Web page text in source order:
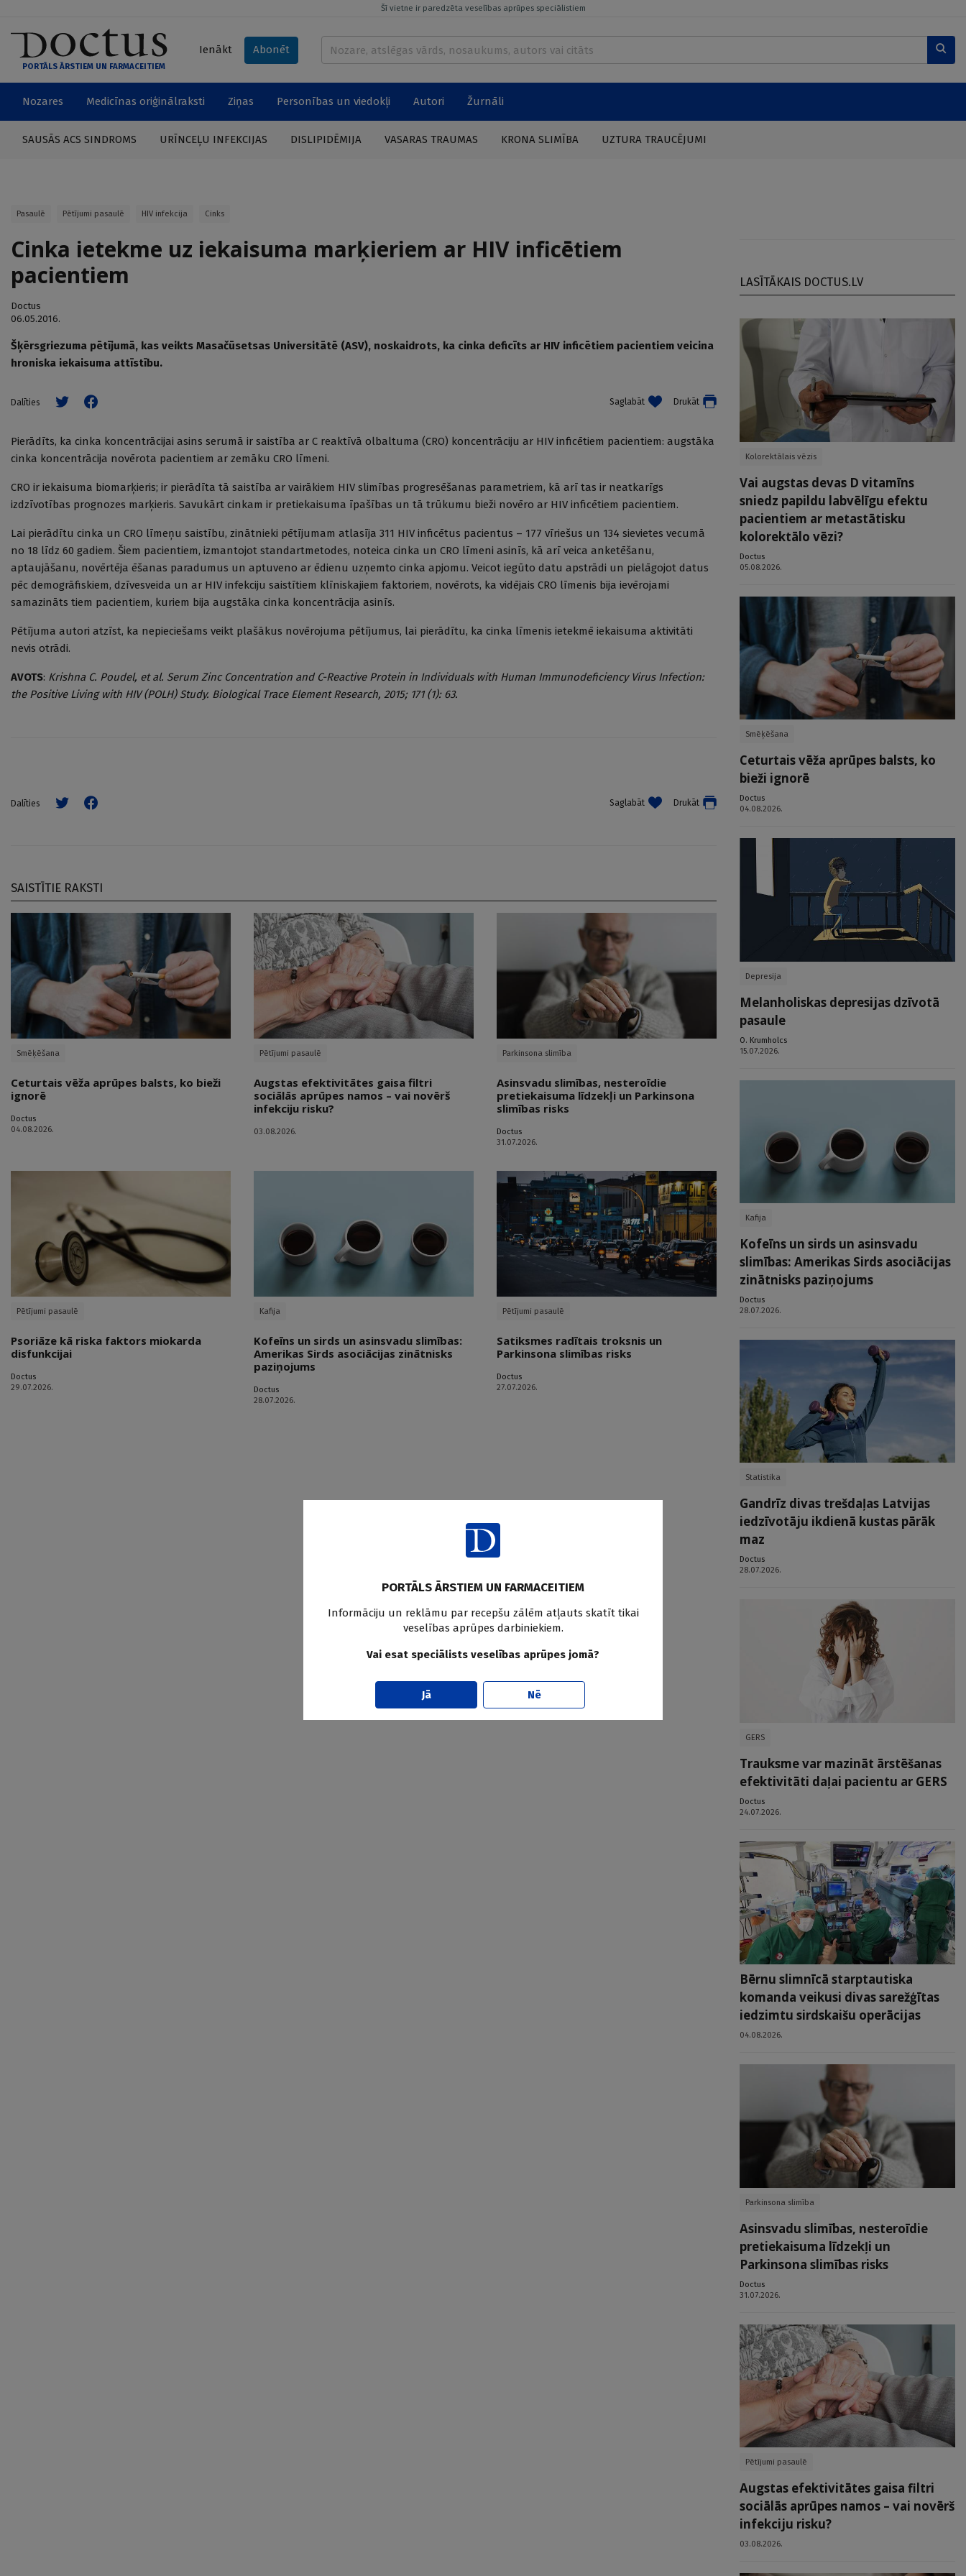
Šī vietne ir paredzēta veselības aprūpes speciālistiem
PORTĀLS ĀRSTIEM UN FARMACEITIEM
Ienākt Abonēt
Nozares Medicīnas oriģinālraksti Ziņas Personības un viedokļi Autori Žurnāli
SAUSĀS ACS SINDROMS URĪNCEĻU INFEKCIJAS DISLIPIDĒMIJA VASARAS TRAUMAS KRONA SLIMĪBA UZTURA TRAUCĒJUMI
Pasaulē Pētījumi pasaulē HIV infekcija Cinks
Cinka ietekme uz iekaisuma marķieriem ar HIV inficētiem
pacientiem
Doctus
06.05.2016.
Šķērsgriezuma pētījumā, kas veikts Masačūsetsas Universitātē (ASV), noskaidrots, ka cinka deficīts ar HIV inficētiem pacientiem veicina
hroniska iekaisuma attīstību.
Dalīties Saglabāt Drukāt
Pierādīts, ka cinka koncentrācijai asins serumā ir saistība ar C reaktīvā olbaltuma (CRO) koncentrāciju ar HIV inficētiem pacientiem: augstāka
cinka koncentrācija novērota pacientiem ar zemāku CRO līmeni.
CRO ir iekaisuma biomarķieris; ir pierādīta tā saistība ar vairākiem HIV slimības progresēšanas parametriem, kā arī tas ir neatkarīgs
izdzīvotības prognozes marķieris. Savukārt cinkam ir pretiekaisuma īpašības un tā trūkumu bieži novēro ar HIV inficētiem pacientiem.
Lai pierādītu cinka un CRO līmeņu saistību, zinātnieki pētījumam atlasīja 311 HIV inficētus pacientus – 177 vīriešus un 134 sievietes vecumā
no 18 līdz 60 gadiem. Šiem pacientiem, izmantojot standartmetodes, noteica cinka un CRO līmeni asinīs, kā arī veica anketēšanu,
aptaujāšanu, novērtēja ēšanas paradumus un aptuveno ar ēdienu uzņemto cinka apjomu. Veicot iegūto datu apstrādi un pielāgojot datus
pēc demogrāfiskiem, dzīvesveida un ar HIV infekciju saistītiem klīniskajiem faktoriem, novērots, ka vidējais CRO līmenis bija ievērojami
samazināts tiem pacientiem, kuriem bija augstāka cinka koncentrācija asinīs.
Pētījuma autori atzīst, ka nepieciešams veikt plašākus novērojuma pētījumus, lai pierādītu, ka cinka līmenis ietekmē iekaisuma aktivitāti
nevis otrādi.
AVOTS: Krishna C. Poudel, et al. Serum Zinc Concentration and C-Reactive Protein in Individuals with Human Immunodeficiency Virus Infection:
the Positive Living with HIV (POLH) Study. Biological Trace Element Research, 2015; 171 (1): 63.
Dalīties Saglabāt Drukāt
SAISTĪTIE RAKSTI
Smēķēšana
Ceturtais vēža aprūpes balsts, ko bieži
ignorē
Doctus
04.08.2026.
Pētījumi pasaulē
Augstas efektivitātes gaisa filtri
sociālās aprūpes namos – vai novērš
infekciju risku?
03.08.2026.
Parkinsona slimība
Asinsvadu slimības, nesteroīdie
pretiekaisuma līdzekļi un Parkinsona
slimības risks
Doctus
31.07.2026.
Pētījumi pasaulē
Psoriāze kā riska faktors miokarda
disfunkcijai
Doctus
29.07.2026.
Kafija
Kofeīns un sirds un asinsvadu slimības:
Amerikas Sirds asociācijas zinātnisks
paziņojums
Doctus
28.07.2026.
Pētījumi pasaulē
Satiksmes radītais troksnis un
Parkinsona slimības risks
Doctus
27.07.2026.
LASĪTĀKAIS DOCTUS.LV
Kolorektālais vēzis
Vai augstas devas D vitamīns
sniedz papildu labvēlīgu efektu
pacientiem ar metastātisku
kolorektālo vēzi?
Doctus
05.08.2026.
Smēķēšana
Ceturtais vēža aprūpes balsts, ko
bieži ignorē
Doctus
04.08.2026.
Depresija
Melanholiskas depresijas dzīvotā
pasaule
O. Krumholcs
15.07.2026.
Kafija
Kofeīns un sirds un asinsvadu
slimības: Amerikas Sirds asociācijas
zinātnisks paziņojums
Doctus
28.07.2026.
Statistika
Gandrīz divas trešdaļas Latvijas
iedzīvotāju ikdienā kustas pārāk
maz
Doctus
28.07.2026.
GERS
Trauksme var mazināt ārstēšanas
efektivitāti daļai pacientu ar GERS
Doctus
24.07.2026.
Bērnu slimnīcā starptautiska
komanda veikusi divas sarežģītas
iedzimtu sirdskaišu operācijas
04.08.2026.
Parkinsona slimība
Asinsvadu slimības, nesteroīdie
pretiekaisuma līdzekļi un
Parkinsona slimības risks
Doctus
31.07.2026.
Pētījumi pasaulē
Augstas efektivitātes gaisa filtri
sociālās aprūpes namos – vai novērš
infekciju risku?
03.08.2026.
PORTĀLS ĀRSTIEM UN FARMACEITIEM
Informāciju un reklāmu par recepšu zālēm atļauts skatīt tikai
veselības aprūpes darbiniekiem.
Vai esat speciālists veselības aprūpes jomā?
Jā Nē